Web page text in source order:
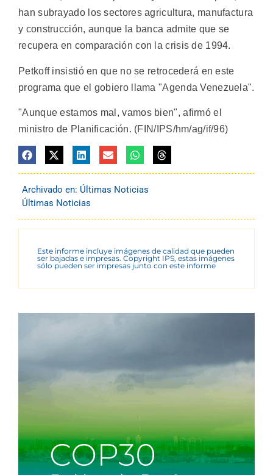
han subrayado los sectores agricultura, manufactura
y construcción, aunque la banca admite que se
recupera en comparación con la crisis de 1994.
Petkoff insistió en que no se retrocederá en este
programa que el gobiero llama "Agenda Venezuela".
"Aunque estamos mal, vamos bien", afirmó el
ministro de Planificación. (FIN/IPS/hm/ag/if/96)
Archivado en: Últimas Noticias
Últimas Noticias
Este informe incluye imágenes de calidad que pueden
ser bajadas e impresas. Copyright IPS, estas imágenes
sólo pueden ser impresas junto con este informe